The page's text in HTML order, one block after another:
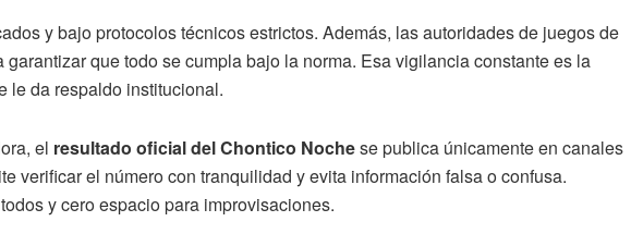
y bajo protocolos técnicos estrictos. Además, las autoridades de juegos de
que todo se cumpla bajo la norma. Esa vigilancia constante es la
le da respaldo institucional.
el resultado oficial del Chontico Nochese publica únicamente en canales
verificar el número con tranquilidad y evita información falsa o confusa.
y cero espacio para improvisaciones.